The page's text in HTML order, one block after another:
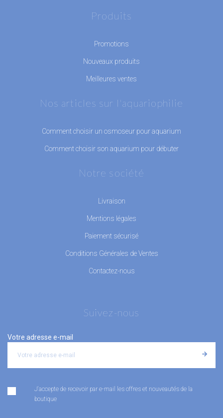
Produits
Promotions
Nouveaux produits
Meilleures ventes
Nos articles sur l'aquariophilie
Comment choisir un osmoseur pour aquarium
Comment choisir son aquarium pour débuter
Notre société
Livraison
Mentions légales
Paiement sécurisé
Conditions Générales de Ventes
Contactez-nous
Suivez-nous
Votre adresse e-mail
J'accepte de recevoir par e-mail les offres et nouveautés de la
boutique